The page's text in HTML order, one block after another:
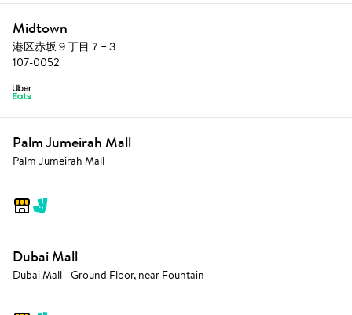
Midtown
港区赤坂９丁目７−３
107-0052
Palm Jumeirah Mall
Palm Jumeirah Mall
Dubai Mall
Dubai Mall - Ground Floor, near Fountain